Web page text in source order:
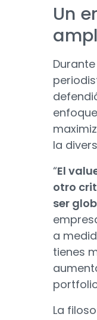
Un
la
“El
otro
ser
a
tienes
La